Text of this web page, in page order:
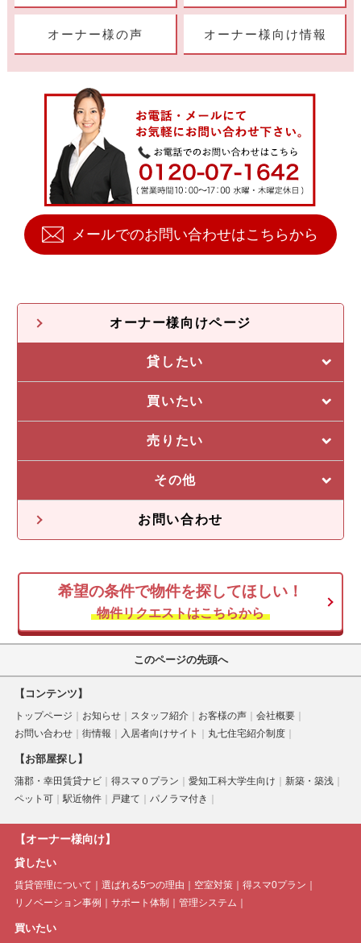
オーナー様の声 オーナー様向け情報
メールでのお問い合わせはこちらから
オーナー様向けページ
貸したい
賃貸管理について
選ばれる5つの理由
管理システム
買いたい
私たちの5つの強み
収益物件一覧
不動産投資の流れ
売りたい
売却に強い5つの理由
不動産無料査定
その他
オーナー様の声
空き家
お問い合わせ
希望の条件で物件を探してほしい！
物件リクエストはこちらから
このページの先頭へ
【コンテンツ】
トップページ お知らせ スタッフ紹介 お客様の声
会社概要
お問い合わせ
街情報 入居者向けサイト 丸七住宅紹介制度
【お部屋探し】
蒲郡・幸田賃貸ナビ 得スマ０プラン 愛知工科大学生向け
新築・築浅
ペット可
駅近物件 戸建て パノラマ付き
【オーナー様向け】
貸したい
賃貸管理について 選ばれる5つの理由 空室対策
得スマ0プラン
リノベーション事例
サポート体制 管理システム
買いたい